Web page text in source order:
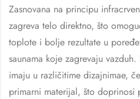
Zasnovana na principu
zagreva telo direktno, što
toplote i bolje rezultate u
saunama koje zagrevaju
imaju u različitime dizajnimae,
primarni materijal, što doprinosi